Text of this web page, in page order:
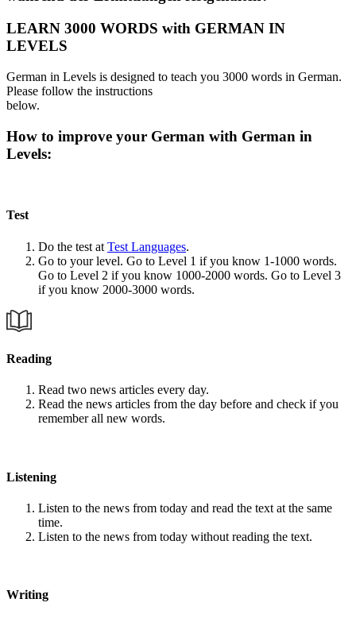
LEARN 3000 WORDS with GERMAN IN
LEVELS
German in Levels is designed to teach you 3000 words in German.
Please follow the instructions
below.
How to improve your German with German in
Levels:
Test
Do the test at Test Languages.
Go to your level. Go to Level 1 if you know 1-1000 words.
Go to Level 2 if you know 1000-2000 words. Go to Level 3
if you know 2000-3000 words.
Reading
Read two news articles every day.
Read the news articles from the day before and check if you
remember all new words.
Listening
Listen to the news from today and read the text at the same
time.
Listen to the news from today without reading the text.
Writing